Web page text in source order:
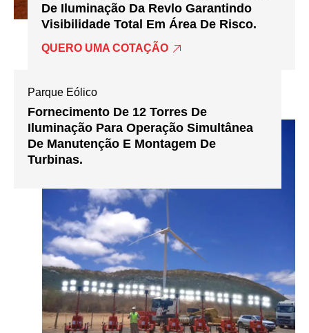
De Iluminação Da Revlo Garantindo
Visibilidade Total Em Área De Risco.
QUERO UMA COTAÇÃO
Parque Eólico
Fornecimento De 12 Torres De
Iluminação Para Operação Simultânea
De Manutenção E Montagem De
Turbinas.